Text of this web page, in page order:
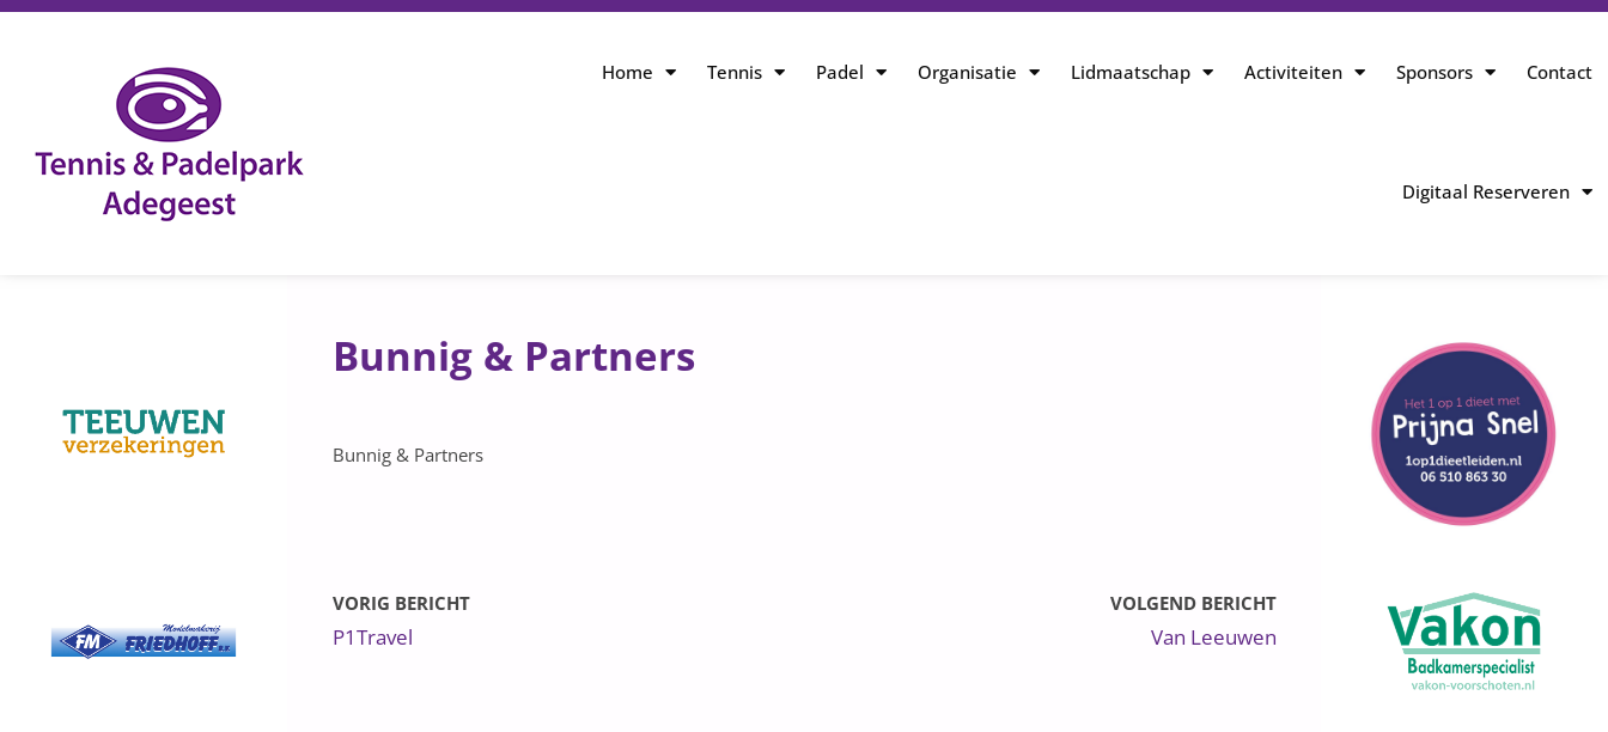
Home Tennis Padel Organisatie Lidmaatschap Activiteiten Sponsors Contact
Digitaal Reserveren
Bunnig & Partners
Bunnig & Partners
VORIG BERICHT
P1Travel
VOLGEND BERICHT
Van Leeuwen